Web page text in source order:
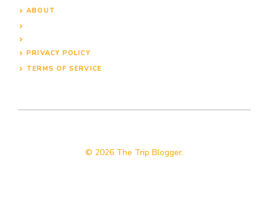
ABOUT
PRIVACY POLICY
TERMS OF SERVICE
© 2026 The Trip Blogger.